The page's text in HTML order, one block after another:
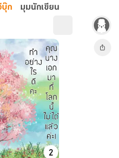
บุ๊ก มุมนักเขียน